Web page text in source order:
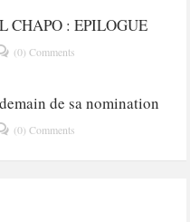
CHAPO : EPILOGUE
(0) Comments
de sa nomination
(0) Comments